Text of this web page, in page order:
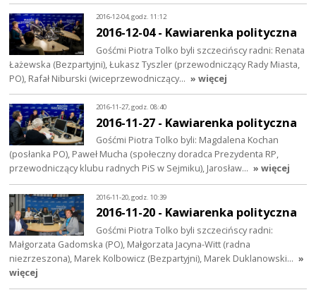
2016-12-04, godz. 11:12
2016-12-04 - Kawiarenka polityczna
Gośćmi Piotra Tolko byli szczecińscy radni: Renata
Łażewska (Bezpartyjni), Łukasz Tyszler (przewodniczący Rady Miasta,
PO), Rafał Niburski (wiceprzewodniczący… » więcej
2016-11-27, godz. 08:40
2016-11-27 - Kawiarenka polityczna
Gośćmi Piotra Tolko byli: Magdalena Kochan
(posłanka PO), Paweł Mucha (społeczny doradca Prezydenta RP,
przewodniczący klubu radnych PiS w Sejmiku), Jarosław… » więcej
2016-11-20, godz. 10:39
2016-11-20 - Kawiarenka polityczna
Gośćmi Piotra Tolko byli szczecińscy radni:
Małgorzata Gadomska (PO), Małgorzata Jacyna-Witt (radna
niezrzeszona), Marek Kolbowicz (Bezpartyjni), Marek Duklanowski… »
więcej